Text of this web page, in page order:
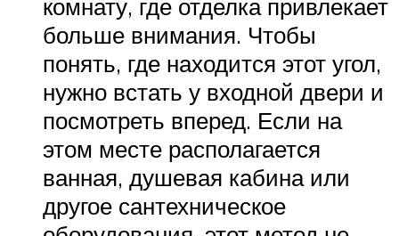
комнату, где отделка привлекает
больше внимания. Чтобы
понять, где находится этот угол,
нужно встать у входной двери и
посмотреть вперед. Если на
этом месте располагается
ванная, душевая кабина или
другое сантехническое